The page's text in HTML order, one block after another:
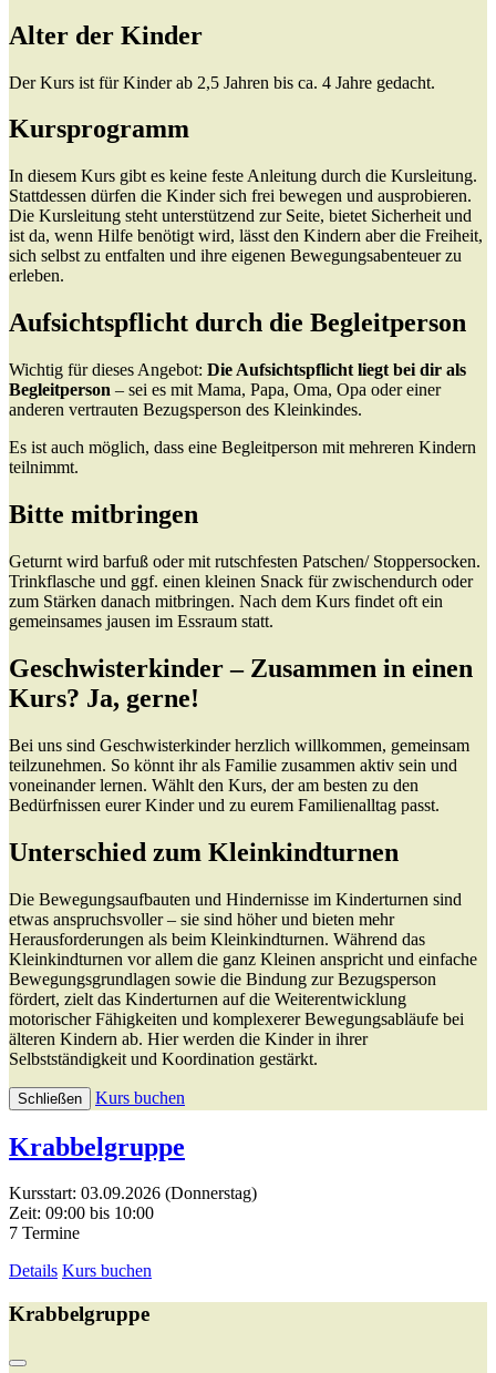
Alter der Kinder
Der Kurs ist für Kinder ab 2,5 Jahren bis ca. 4 Jahre gedacht.
Kursprogramm
In diesem Kurs gibt es keine feste Anleitung durch die Kursleitung.
Stattdessen dürfen die Kinder sich frei bewegen und ausprobieren.
Die Kursleitung steht unterstützend zur Seite, bietet Sicherheit und
ist da, wenn Hilfe benötigt wird, lässt den Kindern aber die Freiheit,
sich selbst zu entfalten und ihre eigenen Bewegungsabenteuer zu
erleben.
Aufsichtspflicht durch die Begleitperson
Wichtig für dieses Angebot: Die Aufsichtspflicht liegt bei dir als
Begleitperson – sei es mit Mama, Papa, Oma, Opa oder einer
anderen vertrauten Bezugsperson des Kleinkindes.
Es ist auch möglich, dass eine Begleitperson mit mehreren Kindern
teilnimmt.
Bitte mitbringen
Geturnt wird barfuß oder mit rutschfesten Patschen/ Stoppersocken.
Trinkflasche und ggf. einen kleinen Snack für zwischendurch oder
zum Stärken danach mitbringen. Nach dem Kurs findet oft ein
gemeinsames jausen im Essraum statt.
Geschwisterkinder – Zusammen in einen
Kurs? Ja, gerne!
Bei uns sind Geschwisterkinder herzlich willkommen, gemeinsam
teilzunehmen. So könnt ihr als Familie zusammen aktiv sein und
voneinander lernen. Wählt den Kurs, der am besten zu den
Bedürfnissen eurer Kinder und zu eurem Familienalltag passt.
Unterschied zum Kleinkindturnen
Die Bewegungsaufbauten und Hindernisse im Kinderturnen sind
etwas anspruchsvoller – sie sind höher und bieten mehr
Herausforderungen als beim Kleinkindturnen. Während das
Kleinkindturnen vor allem die ganz Kleinen anspricht und einfache
Bewegungsgrundlagen sowie die Bindung zur Bezugsperson
fördert, zielt das Kinderturnen auf die Weiterentwicklung
motorischer Fähigkeiten und komplexerer Bewegungsabläufe bei
älteren Kindern ab. Hier werden die Kinder in ihrer
Selbstständigkeit und Koordination gestärkt.
Schließen Kurs buchen
Krabbelgruppe
Kursstart: 03.09.2026 (Donnerstag)
Zeit: 09:00 bis 10:00
7 Termine
Details Kurs buchen
Krabbelgruppe